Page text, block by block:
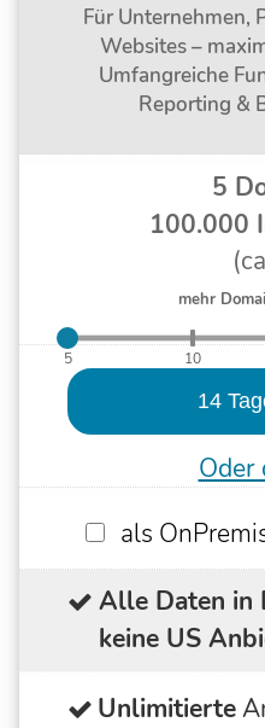
Für Unternehmen,
Websites –
Umfangreiche
Reporting &
5
100.000
mehr
5 10
Oder
als
Alle Daten in
keine US
Unlimitierte